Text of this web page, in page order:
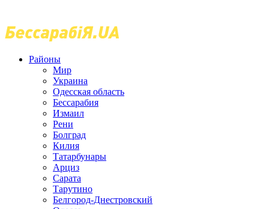
Районы
Мир
Украина
Одесская область
Бессарабия
Измаил
Рени
Болград
Килия
Татарбунары
Арциз
Сарата
Тарутино
Белгород-Днестровский